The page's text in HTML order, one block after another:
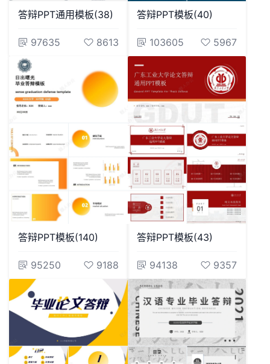
答辩PPT通用模板(38)
97635 8613
答辩PPT模板(40)
103605 5967
答辩PPT模板(140)
95250 9188
答辩PPT模板(43)
94138 9357